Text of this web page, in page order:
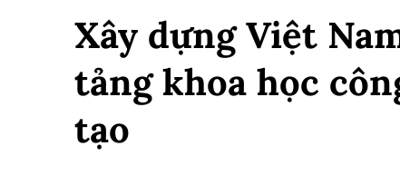
Xây dựng Việt
tảng khoa học
tạo